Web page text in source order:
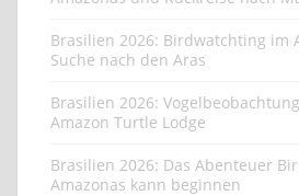
Brasilien 2026: Birdwatchting im
Suche nach den Aras
Brasilien 2026:
Amazon Turtle Lodge
Brasilien 2026: Das Abenteuer
Amazonas kann beginnen